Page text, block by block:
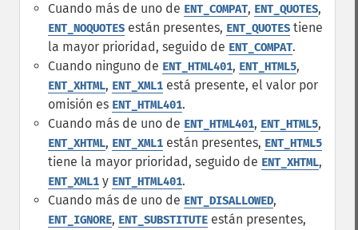
Cuando más de uno de ENT_COMPAT, ENT_QUOTES,
ENT_NOQUOTES están presentes, ENT_QUOTES tiene
la mayor prioridad, seguido de ENT_COMPAT.
Cuando ninguno de ENT_HTML401, ENT_HTML5,
ENT_XHTML, ENT_XML1 está presente, el valor por
omisión es ENT_HTML401.
Cuando más de uno de ENT_HTML401, ENT_HTML5,
ENT_XHTML, ENT_XML1 están presentes, ENT_HTML5
tiene la mayor prioridad, seguido de ENT_XHTML,
ENT_XML1 y ENT_HTML401.
Cuando más de uno de ENT_DISALLOWED,
ENT_IGNORE, ENT_SUBSTITUTE están presentes,